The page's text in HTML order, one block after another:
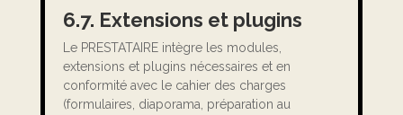
6.7. Extensions et plugins
Le PRESTATAIRE intègre les modules,
extensions et plugins nécessaires et en
conformité avec le cahier des charges
(formulaires, diaporama, préparation au